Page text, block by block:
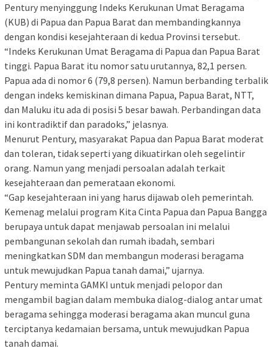
Pentury menyinggung Indeks Kerukunan Umat Beragama
(KUB) di Papua dan Papua Barat dan membandingkannya
dengan kondisi kesejahteraan di kedua Provinsi tersebut.
“Indeks Kerukunan Umat Beragama di Papua dan Papua Barat
tinggi. Papua Barat itu nomor satu urutannya, 82,1 persen.
Papua ada di nomor 6 (79,8 persen). Namun berbanding terbalik
dengan indeks kemiskinan dimana Papua, Papua Barat, NTT,
dan Maluku itu ada di posisi 5 besar bawah. Perbandingan data
ini kontradiktif dan paradoks,” jelasnya.
Menurut Pentury, masyarakat Papua dan Papua Barat moderat
dan toleran, tidak seperti yang dikuatirkan oleh segelintir
orang. Namun yang menjadi persoalan adalah terkait
kesejahteraan dan pemerataan ekonomi.
“Gap kesejahteraan ini yang harus dijawab oleh pemerintah.
Kemenag melalui program Kita Cinta Papua dan Papua Bangga
berupaya untuk dapat menjawab persoalan ini melalui
pembangunan sekolah dan rumah ibadah, sembari
meningkatkan SDM dan membangun moderasi beragama
untuk mewujudkan Papua tanah damai,” ujarnya.
Pentury meminta GAMKI untuk menjadi pelopor dan
mengambil bagian dalam membuka dialog-dialog antar umat
beragama sehingga moderasi beragama akan muncul guna
terciptanya kedamaian bersama, untuk mewujudkan Papua
tanah damai.